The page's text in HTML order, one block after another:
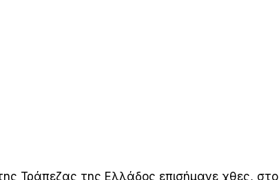
Τράπεζας της Ελλάδος επισήμανε χθες, στο